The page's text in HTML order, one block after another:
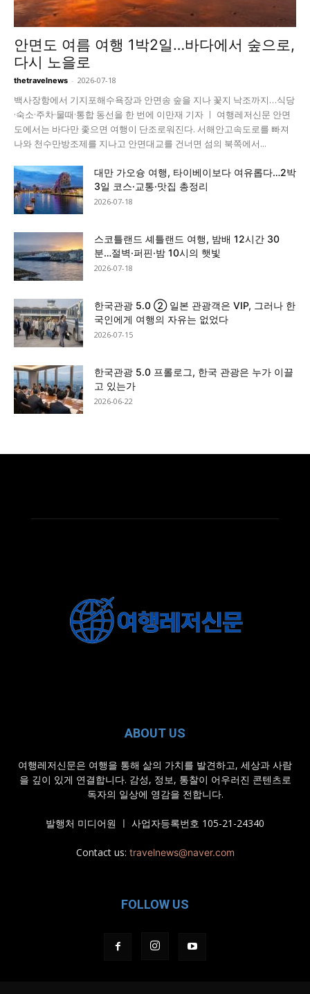
안면도 여름 여행 1박2일…바다에서 숲으로,
다시 노을로
thetravelnews - 2026-07-18
백사장항에서 기지포해수욕장과 안면송 숲을 지나 꽃지 낙조까지…식당
·숙소·주차·물때·통합 동선을 한 번에 이만재 기자 ㅣ 여행레저신문 안면
도에서는 바다만 좇으면 여행이 단조로워진다. 서해안고속도로를 빠져
나와 천수만방조제를 지나고 안면대교를 건너면 섬의 북쪽에서...
대만 가오슝 여행, 타이베이보다 여유롭다…2박
3일 코스·교통·맛집 총정리
2026-07-18
스코틀랜드 셰틀랜드 여행, 밤배 12시간 30
분…절벽·퍼핀·밤 10시의 햇빛
2026-07-18
한국관광 5.0 ② 일본 관광객은 VIP, 그러나 한
국인에게 여행의 자유는 없었다
2026-07-15
한국관광 5.0 프롤로그, 한국 관광은 누가 이끌
고 있는가
2026-06-22
ABOUT US
여행레저신문은 여행을 통해 삶의 가치를 발견하고, 세상과 사람
을 깊이 있게 연결합니다. 감성, 정보, 통찰이 어우러진 콘텐츠로
독자의 일상에 영감을 전합니다.
발행처 미디어원 ㅣ 사업자등록번호 105-21-24340
Contact us: travelnews@naver.com
FOLLOW US